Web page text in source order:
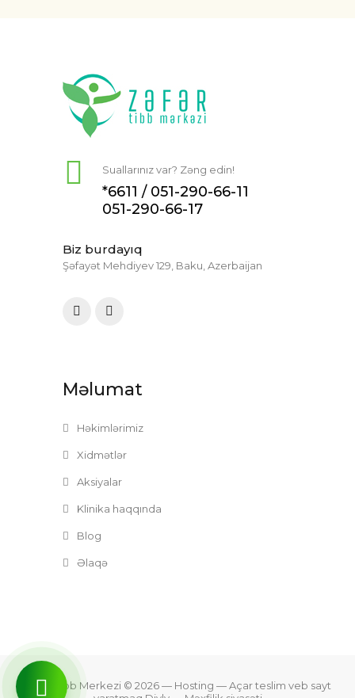
Suallarınız var? Zəng edin!
*6611 / 051-290-66-11
051-290-66-17
Biz burdayıq
Şəfayət Mehdiyev 129, Baku, Azerbaijan
Məlumat
Həkimlərimiz
Xidmətlər
Aksiyalar
Klinika haqqında
Blog
Əlaqə
Zefer Tibb Merkezi © 2026— Hosting —Açar teslim veb sayt